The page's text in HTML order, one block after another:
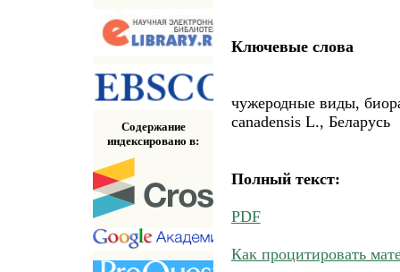
Содержание
индексировано в:
Ключевые слова
чужеродные виды,
canadensis L., Беларусь
Полный текст:
PDF
Как процитировать